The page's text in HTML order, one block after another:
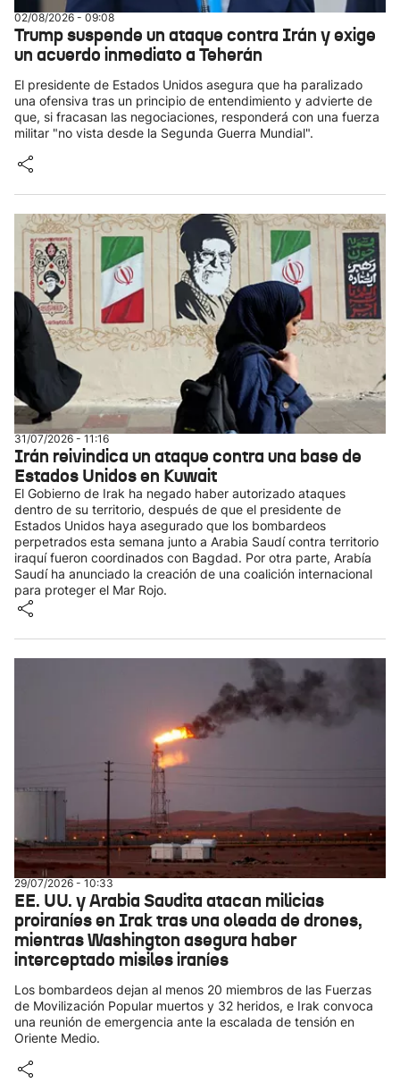
02/08/2026 - 09:08
Trump suspende un ataque contra Irán y exige
un acuerdo inmediato a Teherán
El presidente de Estados Unidos asegura que ha paralizado
una ofensiva tras un principio de entendimiento y advierte de
que, si fracasan las negociaciones, responderá con una fuerza
militar "no vista desde la Segunda Guerra Mundial".
31/07/2026 - 11:16
Irán reivindica un ataque contra una base de
Estados Unidos en Kuwait
El Gobierno de Irak ha negado haber autorizado ataques
dentro de su territorio, después de que el presidente de
Estados Unidos haya asegurado que los bombardeos
perpetrados esta semana junto a Arabia Saudí contra territorio
iraquí fueron coordinados con Bagdad. Por otra parte, Arabía
Saudí ha anunciado la creación de una coalición internacional
para proteger el Mar Rojo.
29/07/2026 - 10:33
EE. UU. y Arabia Saudita atacan milicias
proiraníes en Irak tras una oleada de drones,
mientras Washington asegura haber
interceptado misiles iraníes
Los bombardeos dejan al menos 20 miembros de las Fuerzas
de Movilización Popular muertos y 32 heridos, e Irak convoca
una reunión de emergencia ante la escalada de tensión en
Oriente Medio.